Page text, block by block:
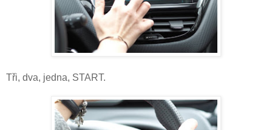
Tři, dva, jedna, START.